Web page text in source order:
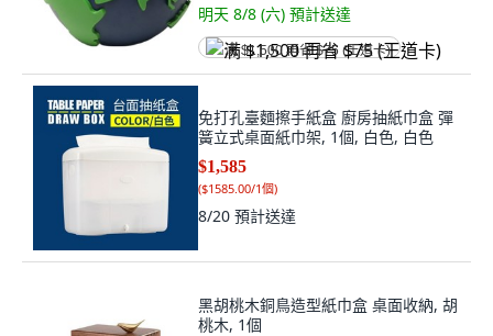
明天 8/8 (六) 預計送達
满 $1,500 再省 $75 (王道卡)
免打孔臺麵擦手紙盒 廚房抽紙巾盒 彈
簧立式桌面紙巾架, 1個, 白色, 白色
$1,585
($1585.00/1個)
8/20 預計送達
黑胡桃木銅鳥造型紙巾盒 桌面收納, 胡
桃木, 1個